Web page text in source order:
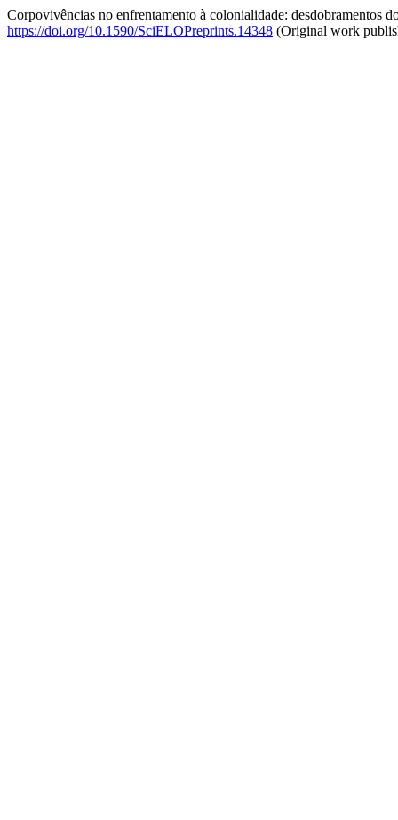
Corpovivências no enfrentamento à colonialidade:
https://doi.org/10.1590/SciELOPreprints.14348 (Original work